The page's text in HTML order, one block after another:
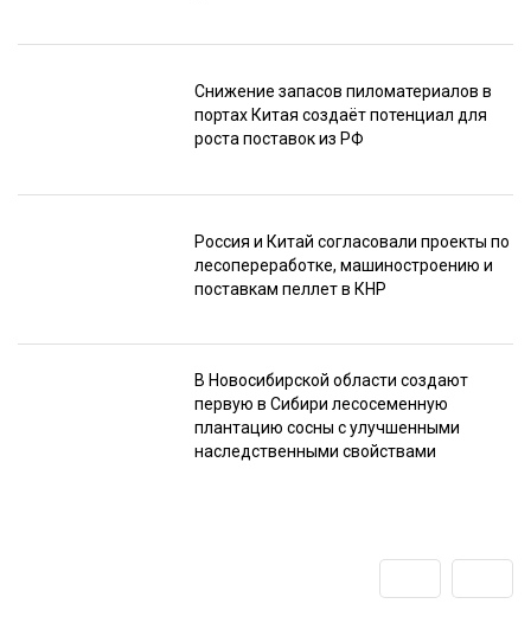
Снижение запасов пиломатериалов в
портах Китая создаёт потенциал для
роста поставок из РФ
Россия и Китай согласовали проекты по
лесопереработке, машиностроению и
поставкам пеллет в КНР
В Новосибирской области создают
первую в Сибири лесосеменную
плантацию сосны с улучшенными
наследственными свойствами